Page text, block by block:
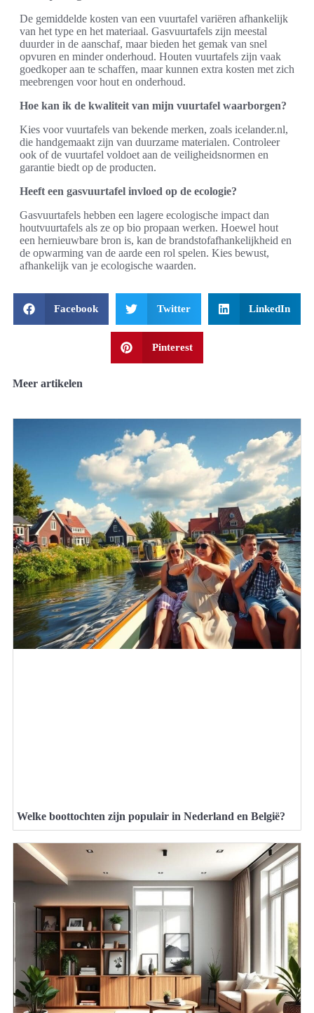
De gemiddelde kosten van een vuurtafel variëren afhankelijk
van het type en het materiaal. Gasvuurtafels zijn meestal
duurder in de aanschaf, maar bieden het gemak van snel
opvuren en minder onderhoud. Houten vuurtafels zijn vaak
goedkoper aan te schaffen, maar kunnen extra kosten met zich
meebrengen voor hout en onderhoud.
Hoe kan ik de kwaliteit van mijn vuurtafel waarborgen?
Kies voor vuurtafels van bekende merken, zoals icelander.nl,
die handgemaakt zijn van duurzame materialen. Controleer
ook of de vuurtafel voldoet aan de veiligheidsnormen en
garantie biedt op de producten.
Heeft een gasvuurtafel invloed op de ecologie?
Gasvuurtafels hebben een lagere ecologische impact dan
houtvuurtafels als ze op bio propaan werken. Hoewel hout
een hernieuwbare bron is, kan de brandstofafhankelijkheid en
de opwarming van de aarde een rol spelen. Kies bewust,
afhankelijk van je ecologische waarden.
Facebook Twitter LinkedIn
Pinterest
Meer artikelen
Welke boottochten zijn populair in Nederland en België?